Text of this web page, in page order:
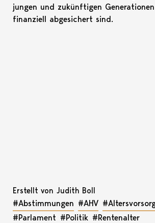
jungen und zukünftigen
finanziell abgesichert sind.
Erstellt von Judith Boll
#Abstimmungen #AHV
#Parlament #Politik #Rentenalter